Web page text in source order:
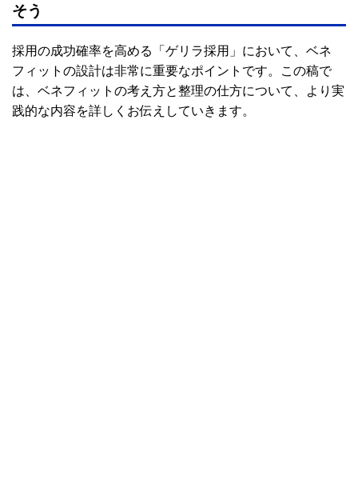
そう
採用の成功確率を高める「ゲリラ採用」において、ベネ
フィットの設計は非常に重要なポイントです。この稿で
は、ベネフィットの考え方と整理の仕方について、より実
践的な内容を詳しくお伝えしていきます。